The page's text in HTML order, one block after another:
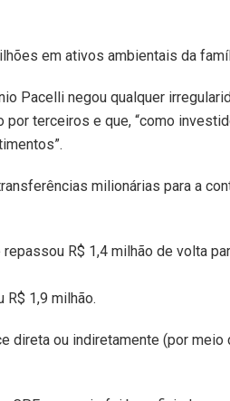
em ativos ambientais da
Pacelli negou qualquer
terceiros e que, “como
milionárias para a
R$ 1,4 milhão de volta
R$ 1,9 milhão.
direta ou indiretamente (por